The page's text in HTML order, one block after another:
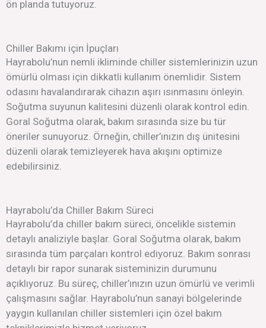
ön planda tutuyoruz.
Chiller Bakımı için İpuçları
Hayrabolu’nun nemli ikliminde chiller sistemlerinizin uzun
ömürlü olması için dikkatli kullanım önemlidir. Sistem
odasını havalandırarak cihazın aşırı ısınmasını önleyin.
Soğutma suyunun kalitesini düzenli olarak kontrol edin.
Goral Soğutma olarak, bakım sırasında size bu tür
öneriler sunuyoruz. Örneğin, chiller’ınızın dış ünitesini
düzenli olarak temizleyerek hava akışını optimize
edebilirsiniz.
Hayrabolu’da Chiller Bakım Süreci
Hayrabolu’da chiller bakım süreci, öncelikle sistemin
detaylı analiziyle başlar. Goral Soğutma olarak, bakım
sırasında tüm parçaları kontrol ediyoruz. Bakım sonrası
detaylı bir rapor sunarak sisteminizin durumunu
açıklıyoruz. Bu süreç, chiller’ınızın uzun ömürlü ve verimli
çalışmasını sağlar. Hayrabolu’nun sanayi bölgelerinde
yaygın kullanılan chiller sistemleri için özel bakım